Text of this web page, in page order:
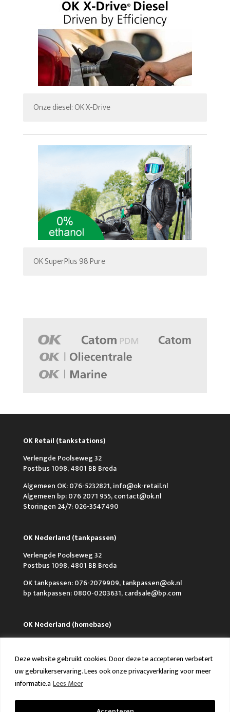
Deze website gebruikt cookies. Door deze te accepteren verbetert
uw gebruikerservaring. Lees ook onze privacyverklaring voor meer
informatie.a Lees Meer
Onze diesel: OK X-Drive
OK SuperPlus 98 Pure
OK Retail (tankstations)
Verlengde Poolseweg 32
Postbus 1098, 4801 BB Breda
Algemeen OK: 076-5232821, info@ok-retail.nl
Algemeen bp: 076 2071 955, contact@ok.nl
Storingen 24/7: 026-3547490
OK Nederland (tankpassen)
Verlengde Poolseweg 32
Postbus 1098, 4801 BB Breda
OK tankpassen: 076-2079909, tankpassen@ok.nl
bp tankpassen: 0800-0203631, cardsale@bp.com
OK Nederland (homebase)
0522-239999, info@ok.nl